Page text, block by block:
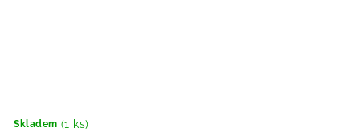
Skladem (1 ks)